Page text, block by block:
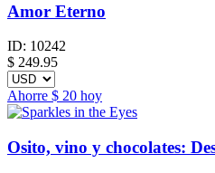
Amor Eterno
ID: 10242
$ 249.95
Ahorre $ 20 hoy
Osito, vino y chocolates: